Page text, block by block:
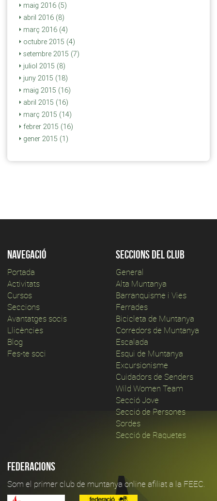
maig 2016 (5)
abril 2016 (8)
març 2016 (4)
octubre 2015 (4)
setembre 2015 (7)
juliol 2015 (8)
juny 2015 (18)
maig 2015 (16)
abril 2015 (16)
març 2015 (14)
febrer 2015 (16)
gener 2015 (1)
Navegació
Portada
Activitats
Cursos
Seccions
Avantatges socis
Llicències
Blog
Fes-te soci
Seccions del club
General
Alta Muntanya
Barranquisme i Vies
Ferrades
Bicicleta de Muntanya
Corredors de Muntanya
Escalada
Esqui de Muntanya
Excursionisme
Cuidadors de Senders
Wild Women Team
Secció Jove
Secció de Persones
Sordes
Secció de Raquetes
Federacions
Som el primer club de muntanya online afiliat a la FEEC.